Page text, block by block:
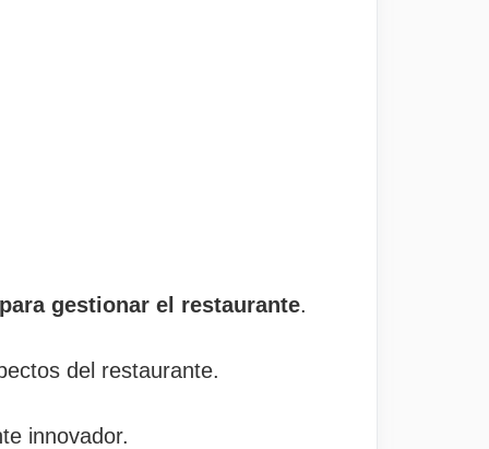
gestionar el restaurante.
del restaurante.
innovador.